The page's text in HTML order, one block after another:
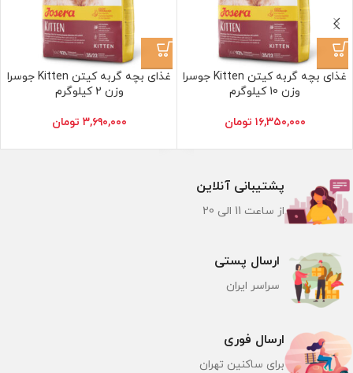
غذای بچه گربه کیتن Kitten جوسرا
وزن 10 کیلوگرم
۱۶,۳۵۰,۰۰۰ تومان
غذای بچه گربه کیتن Kitten جوسرا
وزن 2 کیلوگرم
۳,۶۹۰,۰۰۰ تومان
ارسال فوری
برای ساکنین تهران
ارسال پستی
سراسر ایران
پشتیبانی آنلاین
از ساعت 11 الی 20